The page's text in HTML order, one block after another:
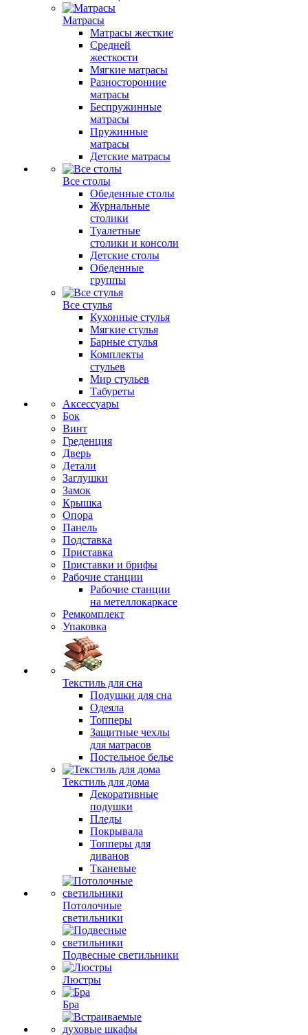
Матрасы
Матрасы жесткие
Средней
жесткости
Мягкие матрасы
Разносторонние
матрасы
Беспружинные
матрасы
Пружинные
матрасы
Детские матрасы
Все столы
Обеденные столы
Журнальные
столики
Туалетные
столики и консоли
Детские столы
Обеденные
группы
Все стулья
Кухонные стулья
Мягкие стулья
Барные стулья
Комплекты
стульев
Мир стульев
Табуреты
Аксессуары
Бок
Винт
Греденция
Дверь
Детали
Заглушки
Замок
Крышка
Опора
Панель
Подставка
Приставка
Приставки и брифы
Рабочие станции
Рабочие станции
на метеллокаркасе
Ремкомплект
Упаковка
Текстиль для сна
Подушки для сна
Одеяла
Топперы
Защитные чехлы
для матрасов
Постельное белье
Текстиль для дома
Декоративные
подушки
Пледы
Покрывала
Топперы для
диванов
Тканевые
Потолочные
светильники
Подвесные светильники
Люстры
Бра